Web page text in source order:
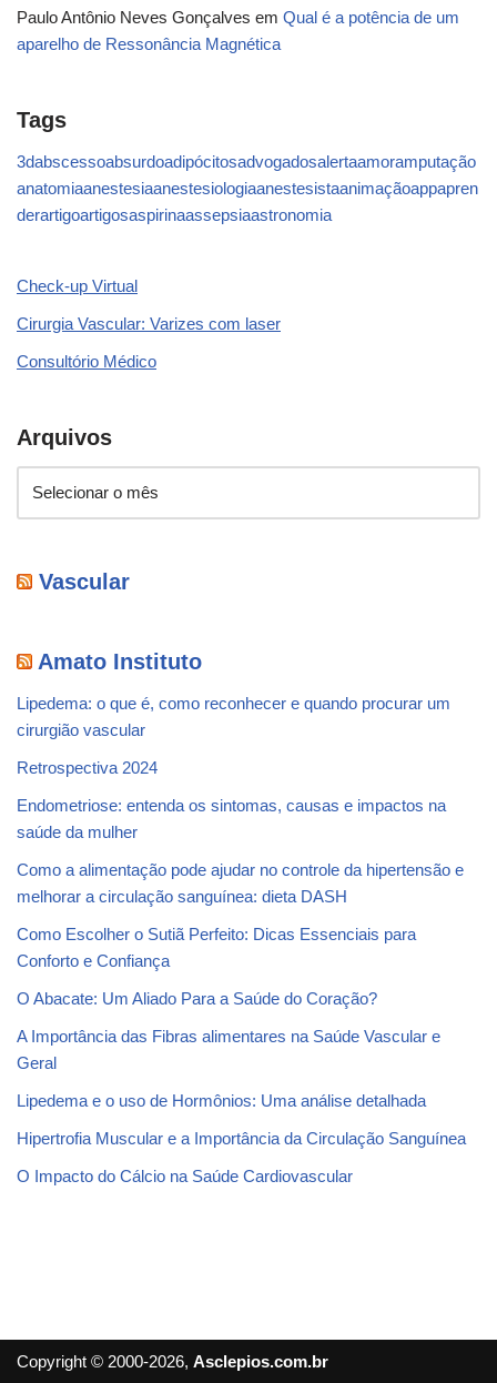
Paulo Antônio Neves Gonçalves em Qual é a potência de um
aparelho de Ressonância Magnética
Tags
3dabscessoabsurdoadipócitosadvogadosalertaamoramputação
anatomiaanestesiaanestesiologiaanestesistaanimaçãoappapren
derartigoartigosaspirinaassepsiaastronomia
Check-up Virtual
Cirurgia Vascular: Varizes com laser
Consultório Médico
Arquivos
Vascular
Amato Instituto
Lipedema: o que é, como reconhecer e quando procurar um
cirurgião vascular
Retrospectiva 2024
Endometriose: entenda os sintomas, causas e impactos na
saúde da mulher
Como a alimentação pode ajudar no controle da hipertensão e
melhorar a circulação sanguínea: dieta DASH
Como Escolher o Sutiã Perfeito: Dicas Essenciais para
Conforto e Confiança
O Abacate: Um Aliado Para a Saúde do Coração?
A Importância das Fibras alimentares na Saúde Vascular e
Geral
Lipedema e o uso de Hormônios: Uma análise detalhada
Hipertrofia Muscular e a Importância da Circulação Sanguínea
O Impacto do Cálcio na Saúde Cardiovascular
Copyright © 2000-2026, Asclepios.com.br